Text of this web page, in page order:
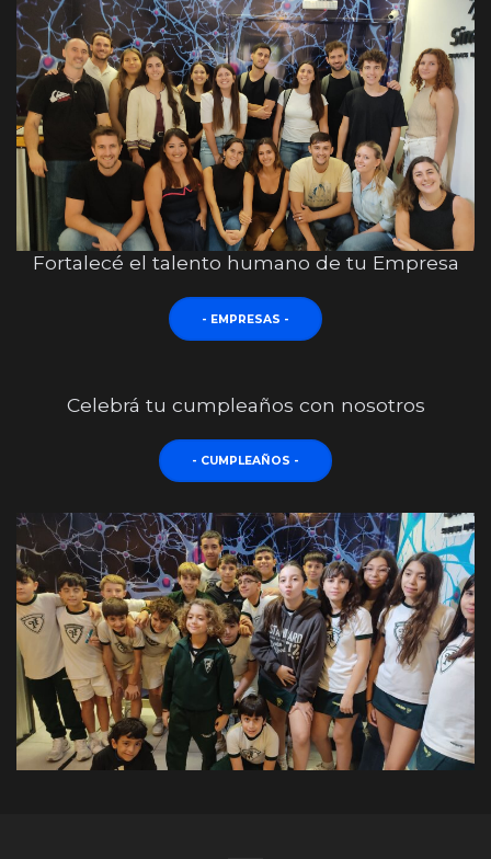
Fortalecé el talento humano de tu Empresa
- EMPRESAS -
Celebrá tu cumpleaños con nosotros
- CUMPLEAÑOS -